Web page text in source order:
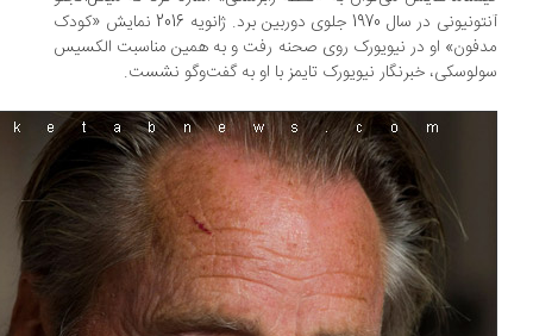
آنتونیونی در سال 1970 جلوی دوربین برد. ژانویه 2016 نمایش «کودک
او در نیویورک روی صحنه رفت و به همین مناسبت الکسیس
خبرنگار نیویورک تایمز با او به گفت‌وگو نشست.